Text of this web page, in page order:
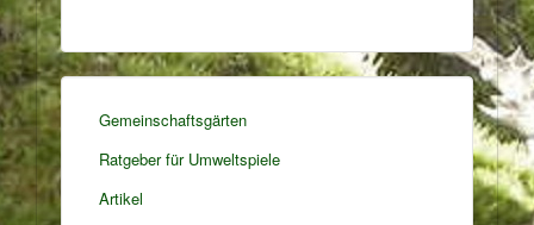
Gemeinschaftsgärten
Ratgeber für Umweltspiele
Artikel